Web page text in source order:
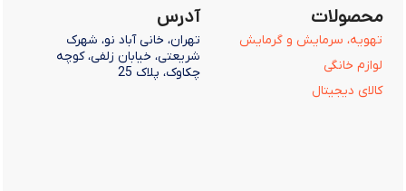
محصولات
تهویه، سرمایش و گرمایش
لوازم خانگی
کالای دیجیتال
آدرس
تهران، خانی آباد نو، شهرک
شریعتی، خیابان زلفی، کوچه
چکاوک، پلاک 25